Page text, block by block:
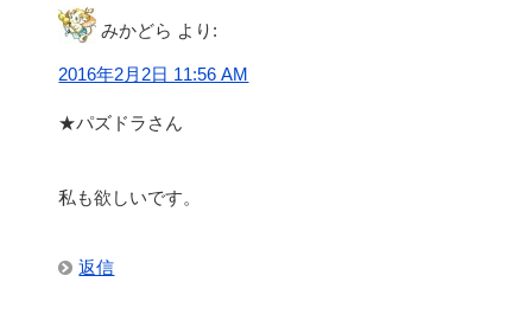
みかどら より:
2016年2月2日 11:56 AM
★パズドラさん
私も欲しいです。
返信